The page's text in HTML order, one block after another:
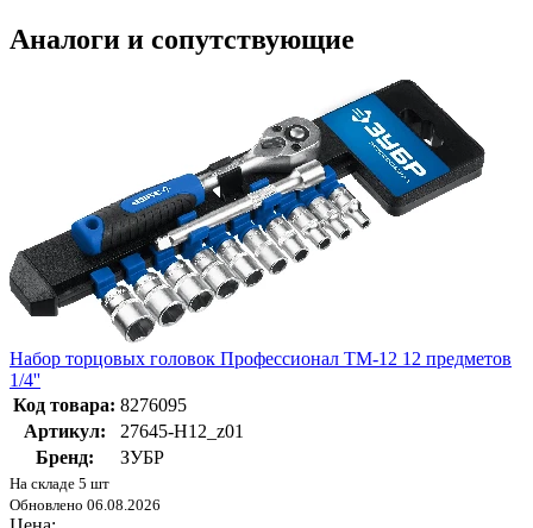
Аналоги и сопутствующие
Набор торцовых головок Профессионал ТМ-12 12 предметов
1/4''
Код товара: 8276095
Артикул:
27645-H12_z01
Бренд:
ЗУБР
На складе 5 шт
Обновлено 06.08.2026